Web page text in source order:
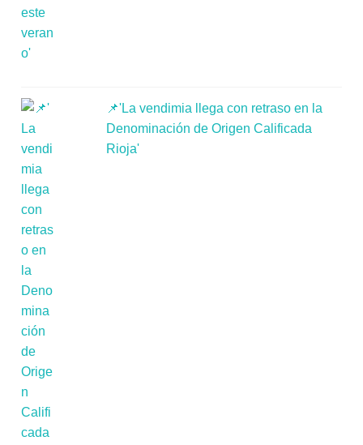
📌'La vendimia llega con retraso en la
Denominación de Origen Calificada
Rioja'